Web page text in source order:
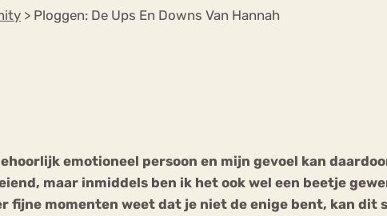
> Ploggen: De Ups En Downs Van Hannah
emotioneel persoon en mijn gevoel kan
maar inmiddels ben ik het ook wel een beetje
fijne momenten weet dat je niet de enige bent, kan
Angst